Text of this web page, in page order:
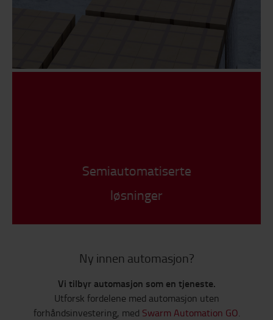
Semiautomatiserte
løsninger
Ny innen automasjon?
Vi tilbyr automasjon som en tjeneste.
Utforsk fordelene med automasjon uten
forhåndsinvestering, med Swarm Automation GO.